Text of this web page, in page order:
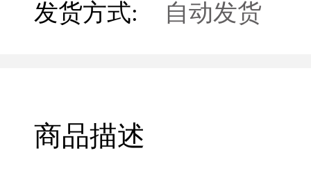
发货方式: 自动发货
商品描述